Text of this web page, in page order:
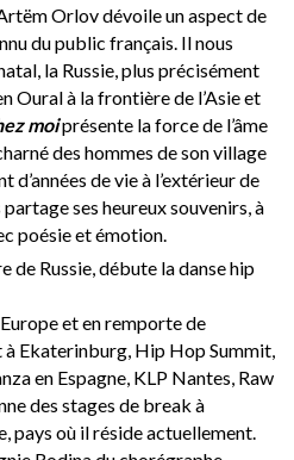
Orlov dévoile un aspect de
du public français. Il nous
la Russie, plus précisément
Oural à la frontière de l’Asie et
moiprésente la force de l’âme
des hommes de son village
de vie à l’extérieur de
ses heureux souvenirs, à
poésie et émotion.
de Russie, débute la danse hip
et en remporte de
Ekaterinburg, Hip Hop Summit,
en Espagne, KLP Nantes, Raw
des stages de break à
pays où il réside actuellement.